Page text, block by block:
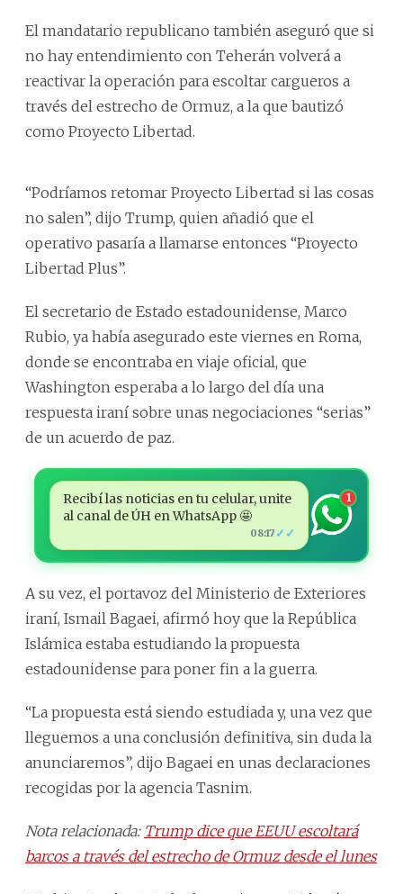
El mandatario republicano también aseguró que si
no hay entendimiento con Teherán volverá a
reactivar la operación para escoltar cargueros a
través del estrecho de Ormuz, a la que bautizó
como Proyecto Libertad.
“Podríamos retomar Proyecto Libertad si las cosas
no salen”, dijo Trump, quien añadió que el
operativo pasaría a llamarse entonces “Proyecto
Libertad Plus”.
El secretario de Estado estadounidense, Marco
Rubio, ya había asegurado este viernes en Roma,
donde se encontraba en viaje oficial, que
Washington esperaba a lo largo del día una
respuesta iraní sobre unas negociaciones “serias”
de un acuerdo de paz.
Recibí las noticias en tu celular, unite
al canal de ÚH en WhatsApp 🤩
08:17 ✓✓
1
A su vez, el portavoz del Ministerio de Exteriores
iraní, Ismail Bagaei, afirmó hoy que la República
Islámica estaba estudiando la propuesta
estadounidense para poner fin a la guerra.
“La propuesta está siendo estudiada y, una vez que
lleguemos a una conclusión definitiva, sin duda la
anunciaremos”, dijo Bagaei en unas declaraciones
recogidas por la agencia Tasnim.
Nota relacionada: Trump dice que EEUU escoltará
barcos a través del estrecho de Ormuz desde el lunes